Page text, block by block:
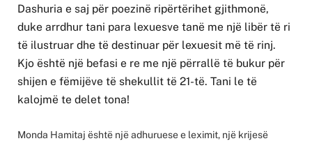
Dashuria e saj për poezinë ripërtërihet gjithmonë,
duke arrdhur tani para lexuesve tanë me një libër të ri
të ilustruar dhe të destinuar për lexuesit më të rinj.
Kjo është një befasi e re me një përrallë të bukur për
shijen e fëmijëve të shekullit të 21-të. Tani le të
kalojmë te delet tona!
Monda Hamitaj është një adhuruese e leximit, një krijesë